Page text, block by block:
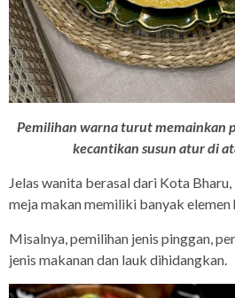
Pemilihan warna turut memainkan
kecantikan susun atur di
Jelas wanita berasal dari Kota
meja makan memiliki banyak
Misalnya, pemilihan jenis pinggan,
jenis makanan dan lauk dihidangkan.